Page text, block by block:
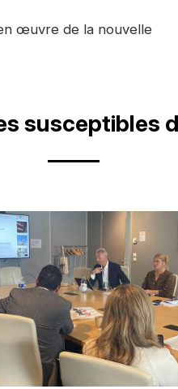
œuvre de la nouvelle
susceptibles